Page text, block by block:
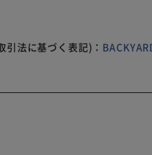
引法に基づく表記)：